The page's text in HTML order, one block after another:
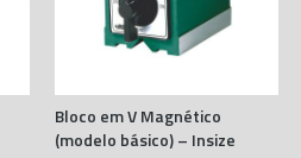
Bloco em V Magnético
(modelo básico) – Insize